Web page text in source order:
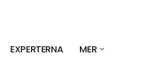
EXPERTERNA MER